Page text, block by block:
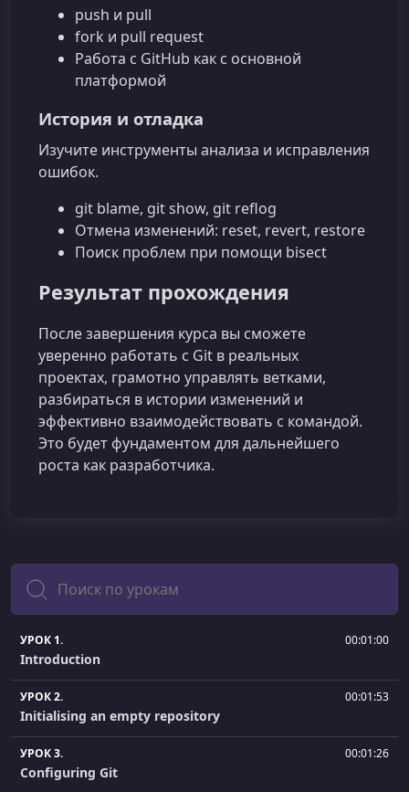
push и pull
fork и pull request
Работа с GitHub как с основной
платформой
История и отладка
Изучите инструменты анализа и исправления
ошибок.
git blame, git show, git reflog
Отмена изменений: reset, revert, restore
Поиск проблем при помощи bisect
Результат прохождения
После завершения курса вы сможете
уверенно работать с Git в реальных
проектах, грамотно управлять ветками,
разбираться в истории изменений и
эффективно взаимодействовать с командой.
Это будет фундаментом для дальнейшего
роста как разработчика.
Поиск
УРОК 1. 00:01:00
Introduction
УРОК 2. 00:01:53
Initialising an empty repository
УРОК 3. 00:01:26
Configuring Git